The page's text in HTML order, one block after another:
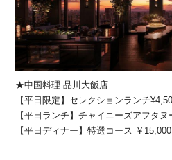
★中国料理 品川大飯店
【平日限定】セレクションランチ
【平日ランチ】チャイニーズアフタ
【平日ディナー】特選コース ￥